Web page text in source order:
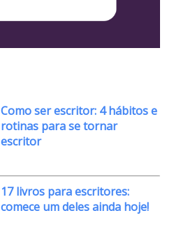
Como ser escritor: 4 hábitos e
rotinas para se tornar
escritor
17 livros para escritores:
comece um deles ainda hoje!